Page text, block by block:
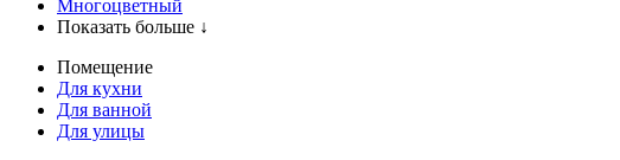
Многоцветный
Показать больше ↓
Помещение
Для кухни
Для ванной
Для улицы